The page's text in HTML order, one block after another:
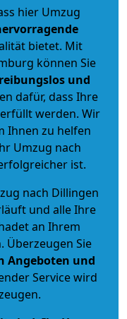
hier Umzug
bietet. Mit
können Sie
reibungslos und
dafür, dass Ihre
werden. Wir
Ihnen zu helfen
Umzug nach
ist.
nach Dillingen
und alle Ihre
an Ihrem
Überzeugen Sie
Angeboten und
Service wird